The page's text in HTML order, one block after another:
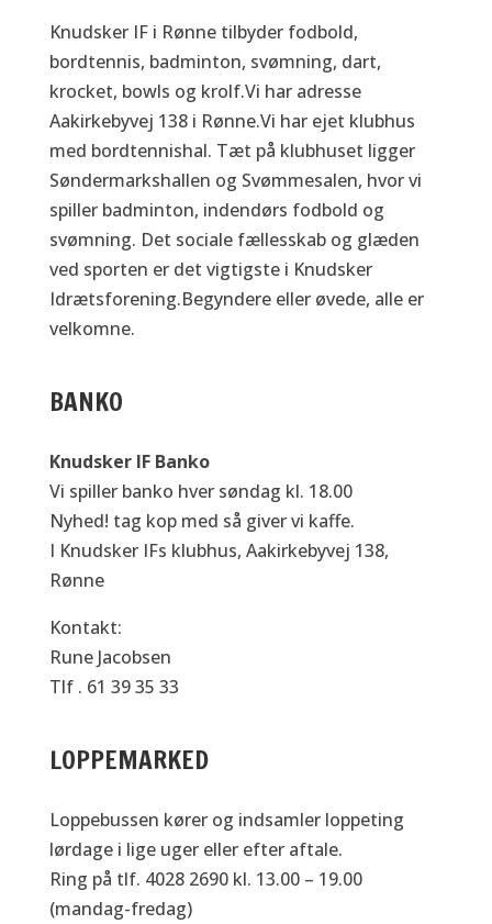
Knudsker IF i Rønne tilbyder fodbold,
bordtennis, badminton, svømning, dart,
krocket, bowls og krolf.Vi har adresse
Aakirkebyvej 138 i Rønne.Vi har ejet klubhus
med bordtennishal. Tæt på klubhuset ligger
Søndermarkshallen og Svømmesalen, hvor vi
spiller badminton, indendørs fodbold og
svømning. Det sociale fællesskab og glæden
ved sporten er det vigtigste i Knudsker
Idrætsforening.Begyndere eller øvede, alle er
velkomne.
BANKO
Knudsker IF Banko
Vi spiller banko hver søndag kl. 18.00
Nyhed! tag kop med så giver vi kaffe.
I Knudsker IFs klubhus, Aakirkebyvej 138,
Rønne
Kontakt:
Rune Jacobsen
Tlf . 61 39 35 33
LOPPEMARKED
Loppebussen kører og indsamler loppeting
lørdage i lige uger eller efter aftale.
Ring på tlf. 4028 2690 kl. 13.00 – 19.00
(mandag-fredag)